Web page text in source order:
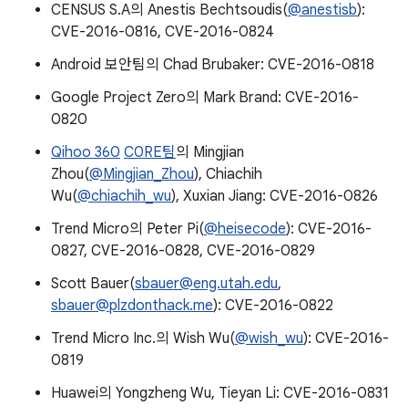
CENSUS S.A의 Anestis Bechtsoudis(@anestisb):
CVE-2016-0816, CVE-2016-0824
Android 보안팀의 Chad Brubaker: CVE-2016-0818
Google Project Zero의 Mark Brand: CVE-2016-
0820
Qihoo 360 C0RE팀의 Mingjian
Zhou(@Mingjian_Zhou), Chiachih
Wu(@chiachih_wu), Xuxian Jiang: CVE-2016-0826
Trend Micro의 Peter Pi(@heisecode): CVE-2016-
0827, CVE-2016-0828, CVE-2016-0829
Scott Bauer(sbauer@eng.utah.edu,
sbauer@plzdonthack.me): CVE-2016-0822
Trend Micro Inc.의 Wish Wu(@wish_wu): CVE-2016-
0819
Huawei의 Yongzheng Wu, Tieyan Li: CVE-2016-0831